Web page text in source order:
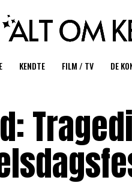
KENDTE FILM / TV DE